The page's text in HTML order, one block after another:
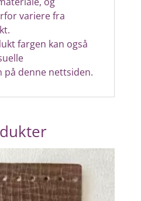
variere fra
fargen kan også
på denne nettsiden.